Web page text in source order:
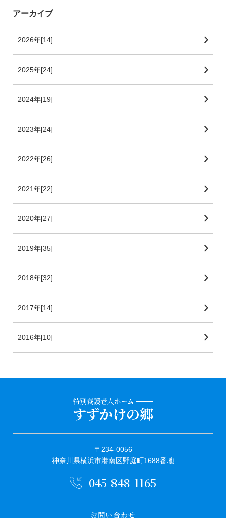
アーカイブ
2026年[14]
2025年[24]
2024年[19]
2023年[24]
2022年[26]
2021年[22]
2020年[27]
2019年[35]
2018年[32]
2017年[14]
2016年[10]
〒234-0056
神奈川県横浜市港南区野庭町1688番地
045-848-1165
お問い合わせ